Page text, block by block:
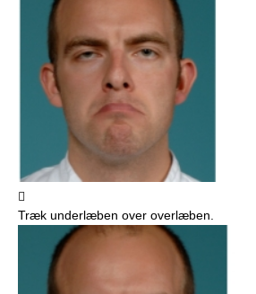

Træk underlæben over overlæben.